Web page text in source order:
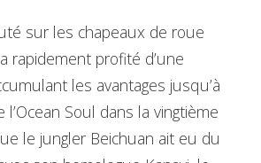
sur les chapeaux de roue
rapidement profité d’une
les avantages jusqu’à
Soul dans la vingtième
le jungler Beichuan ait eu du